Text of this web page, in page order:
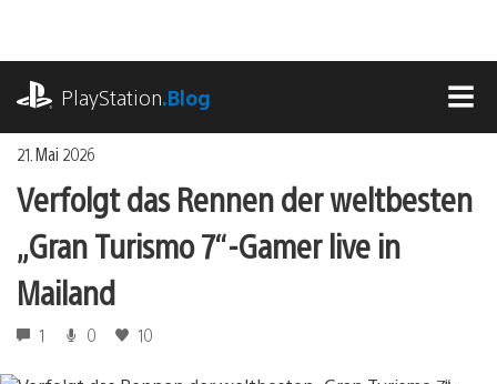
springen
PlayStation.Blog
21. Mai 2026
Verfolgt das Rennen der weltbesten
„Gran Turismo 7“-Gamer live in
Mailand
1 0 10